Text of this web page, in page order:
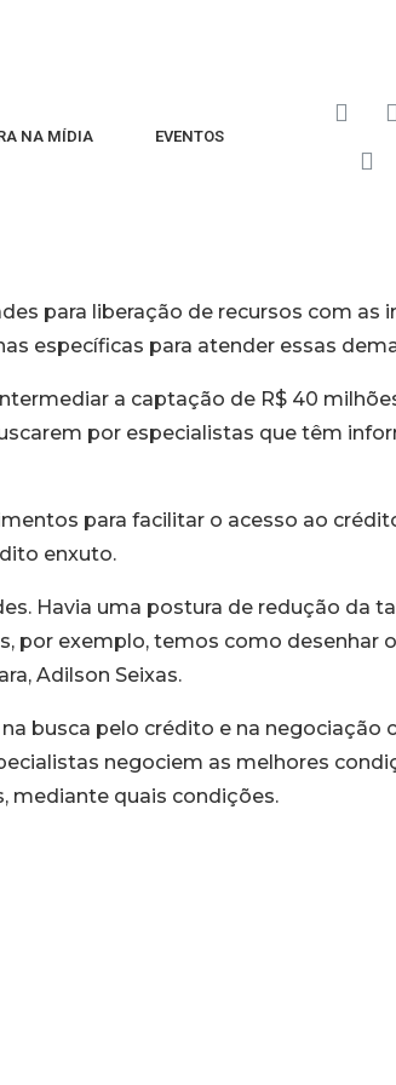
NA MÍDIA EVENTOS
para liberação de recursos com as
específicas para atender essas
a captação de R$ 40
por especialistas que têm
para facilitar o acesso ao
enxuto.
Havia uma postura de redução da
por exemplo, temos como desenhar
Adilson Seixas.
busca pelo crédito e na negociação
negociem as melhores
mediante quais condições.